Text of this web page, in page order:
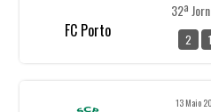
FC Porto
32ª
2 1
13 Maio